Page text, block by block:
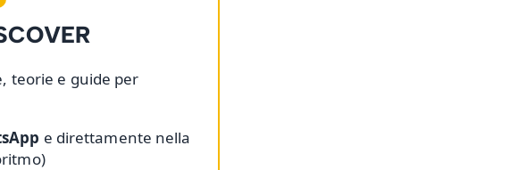
teorie e guide per
e direttamente nella